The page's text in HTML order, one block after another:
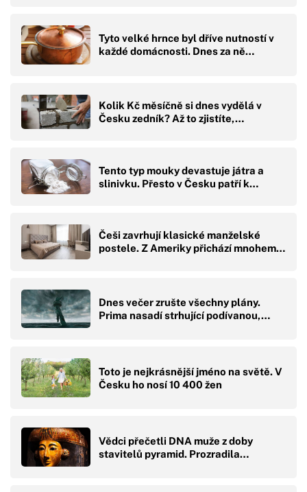
Tyto velké hrnce byl dříve nutností v
každé domácnosti. Dnes za ně…
Kolik Kč měsíčně si dnes vydělá v
Česku zedník? Až to zjistíte,…
Tento typ mouky devastuje játra a
slinivku. Přesto v Česku patří k…
Češi zavrhují klasické manželské
postele. Z Ameriky přichází mnohem…
Dnes večer zrušte všechny plány.
Prima nasadí strhující podívanou,…
Toto je nejkrásnější jméno na světě. V
Česku ho nosí 10 400 žen
Vědci přečetli DNA muže z doby
stavitelů pyramid. Prozradila…